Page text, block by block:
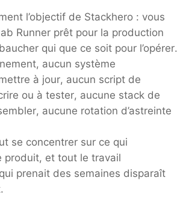
l’objectif de Stackhero : vous
Runner prêt pour la production
qui que ce soit pour l’opérer.
aucun système
à jour, aucun script de
ou à tester, aucune stack de
aucune rotation d’astreinte
se concentrer sur ce qui
produit, et tout le travail
prenait des semaines disparaît